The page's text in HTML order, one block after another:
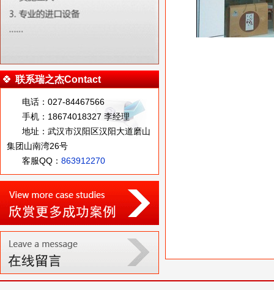
联系瑞之杰Contact
电话：027-84467566
手机：18674018327 李经理
地址：武汉市汉阳区汉阳大道磨山
集团山南湾26号
客服QQ： 863912270